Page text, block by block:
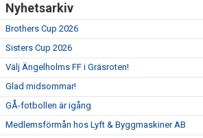
Nyhetsarkiv
Brothers Cup 2026
Sisters Cup 2026
Välj Ängelholms FF i Gräsroten!
Glad midsommar!
GÅ-fotbollen är igång
Medlemsförmån hos Lyft & Byggmaskiner AB